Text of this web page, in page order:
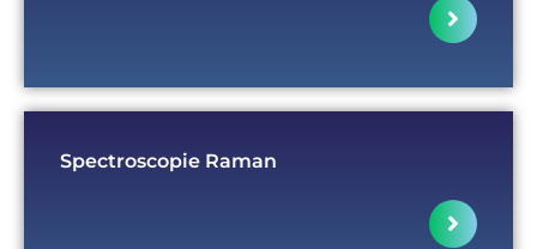
Spectroscopie Raman